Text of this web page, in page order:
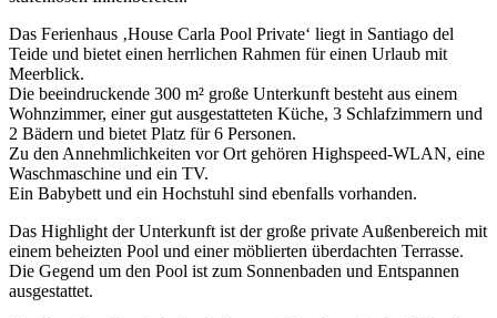
Das Ferienhaus ‚House Carla Pool Private‘ liegt in Santiago del
Teide und bietet einen herrlichen Rahmen für einen Urlaub mit
Meerblick.
Die beeindruckende 300 m² große Unterkunft besteht aus einem
Wohnzimmer, einer gut ausgestatteten Küche, 3 Schlafzimmern und
2 Bädern und bietet Platz für 6 Personen.
Zu den Annehmlichkeiten vor Ort gehören Highspeed-WLAN, eine
Waschmaschine und ein TV.
Ein Babybett und ein Hochstuhl sind ebenfalls vorhanden.
Das Highlight der Unterkunft ist der große private Außenbereich mit
einem beheizten Pool und einer möblierten überdachten Terrasse.
Die Gegend um den Pool ist zum Sonnenbaden und Entspannen
ausgestattet.